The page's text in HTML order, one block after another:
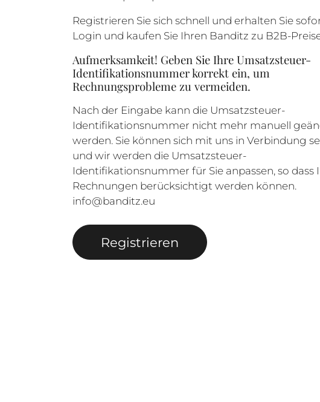
Registrieren Sie sich schnell und erhalten Sie
Login und kaufen Sie Ihren Banditz zu B2B-
Aufmerksamkeit! Geben Sie Ihre Umsatzsteuer-
Identifikationsnummer korrekt ein, um
Rechnungsprobleme zu vermeiden.
Nach der Eingabe kann die Umsatzsteuer-
Identifikationsnummer nicht mehr manuell
werden. Sie können sich mit uns in Verbindung
und wir werden die Umsatzsteuer-
Identifikationsnummer für Sie anpassen, so dass
Rechnungen berücksichtigt werden können.
info@banditz.eu
Registrieren